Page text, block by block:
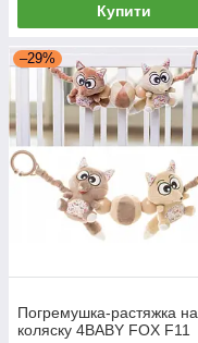
Купити
–29%
Погремушка-растяжка на
коляску 4BABY FOX F11